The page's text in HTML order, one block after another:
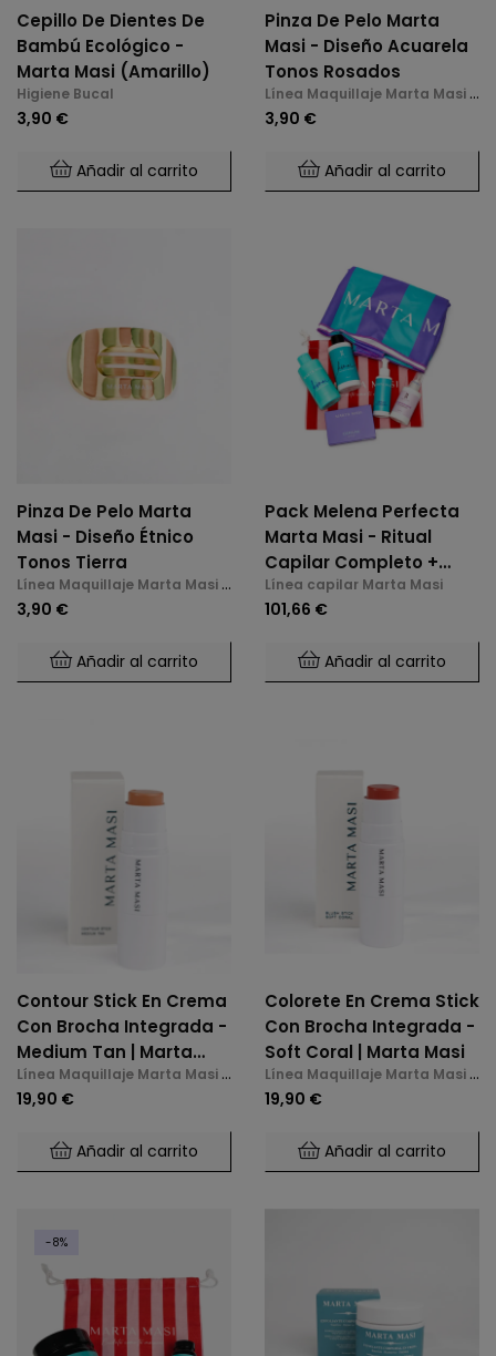
Cepillo De Dientes De
Bambú Ecológico -
Marta Masi (Amarillo)
Higiene Bucal
3,90 €
Añadir al carrito
Pinza De Pelo Marta
Masi - Diseño Acuarela
Tonos Rosados
Línea Maquillaje Marta Masi y
Accesorios
3,90 €
Añadir al carrito
Pinza De Pelo Marta
Masi - Diseño Étnico
Tonos Tierra
Línea Maquillaje Marta Masi y
Accesorios
3,90 €
Añadir al carrito
Pack Melena Perfecta
Marta Masi - Ritual
Capilar Completo +
Toalla De Regalo
Línea capilar Marta Masi
101,66 €
Añadir al carrito
Contour Stick En Crema
Con Brocha Integrada -
Medium Tan | Marta
Masi
Línea Maquillaje Marta Masi y
Accesorios
19,90 €
Añadir al carrito
Colorete En Crema Stick
Con Brocha Integrada -
Soft Coral | Marta Masi
Línea Maquillaje Marta Masi y
Accesorios
19,90 €
Añadir al carrito
-8%